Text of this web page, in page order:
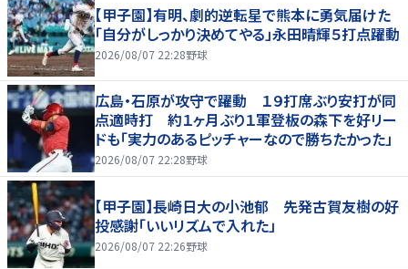
【甲子園】有明、劇的逆転星で熊本に勇気届けた
「自分がしっかり決めてやる」永田晴輝５打点躍動
2026/08/07 22:28野球
広島・石原が攻守で躍動 １９打席ぶり安打が同
点適時打 約１ヶ月ぶり１軍登板の森下を好リー
ドも「実力のあるピッチャーなので勝ちたかった」
2026/08/07 22:28野球
【甲子園】長崎日大の小池郁 先発古賀友樹の好
投感謝「いいリズムで入れた」
2026/08/07 22:26野球